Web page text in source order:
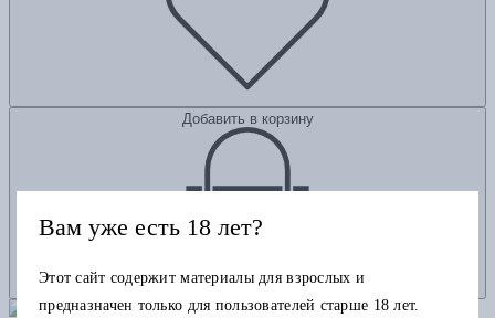
Добавить в корзину
Вам уже есть 18 лет?
Этот сайт содержит материалы для взрослых и
предназначен только для пользователей старше 18 лет.